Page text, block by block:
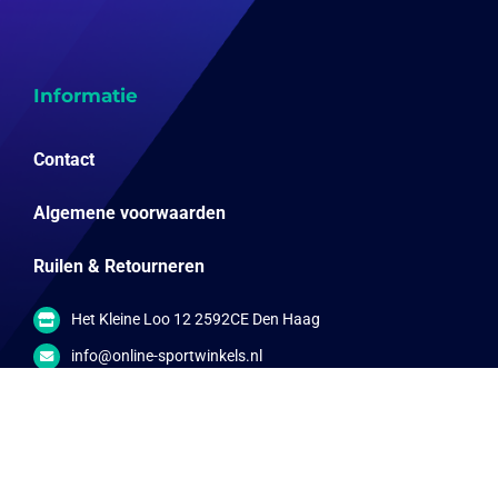
Informatie
Contact
Algemene voorwaarden
Ruilen & Retourneren
Het Kleine Loo 12 2592CE Den Haag
info@online-sportwinkels.nl